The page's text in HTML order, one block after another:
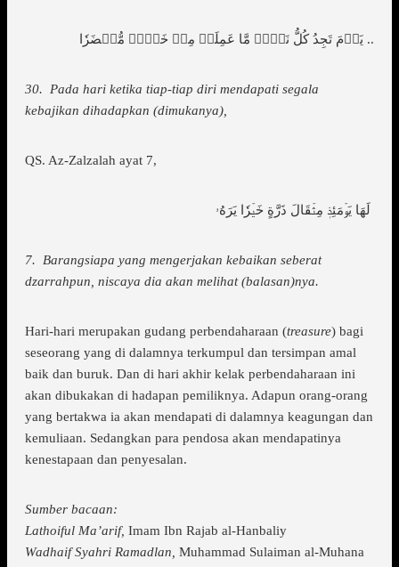
يَوۡمَ تَجِدُ كُلُّ نَفۡسٖ مَّا عَمِلَتۡ مِنۡ خَيۡرٖ مُّحۡضَرٗا ..
30. Pada hari ketika tiap-tiap diri mendapati segala
kebajikan dihadapkan (dimukanya),
QS. Az-Zalzalah ayat 7,
7. Barangsiapa yang mengerjakan kebaikan seberat
dzarrahpun, niscaya dia akan melihat (balasan)nya.
Hari-hari merupakan gudang perbendaharaan (treasure) bagi
seseorang yang di dalamnya terkumpul dan tersimpan amal
baik dan buruk. Dan di hari akhir kelak perbendaharaan ini
akan dibukakan di hadapan pemiliknya. Adapun orang-orang
yang bertakwa ia akan mendapati di dalamnya keagungan dan
kemuliaan. Sedangkan para pendosa akan mendapatinya
kenestapaan dan penyesalan.
Sumber bacaan:
Lathoiful Ma’arif, Imam Ibn Rajab al-Hanbaliy
Wadhaif Syahri Ramadlan, Muhammad Sulaiman al-Muhana